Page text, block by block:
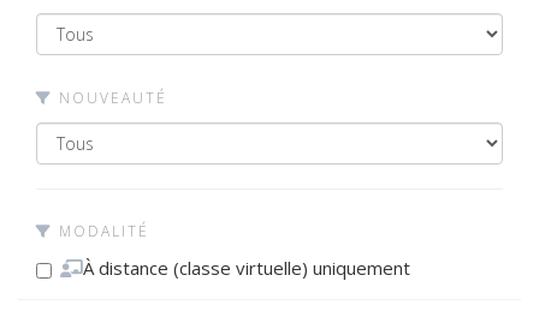
NOUVEAUTÉ
MODALITÉ
À distance (classe virtuelle) uniquement